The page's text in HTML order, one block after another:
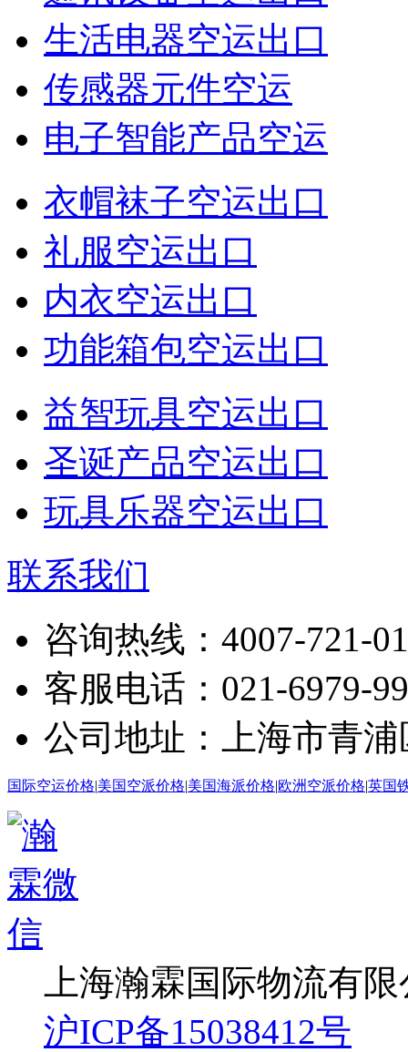
生活电器空运出口
传感器元件空运
电子智能产品空运
衣帽袜子空运出口
礼服空运出口
内衣空运出口
功能箱包空运出口
益智玩具空运出口
圣诞产品空运出口
玩具乐器空运出口
联系我们
咨询热线：4007-721-
客服电话：021-6979-
公司地址：上海市青
国际空运价格|美国空派价格|美国海派价格|欧洲空派价格|英国
上海瀚霖国际物流
沪ICP备15038412号